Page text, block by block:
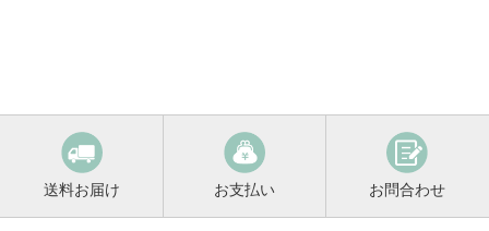
送料お届け お支払い お問合わせ